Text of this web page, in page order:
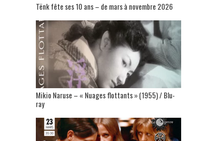
Tënk fête ses 10 ans – de mars à novembre 2026
Mikio Naruse – « Nuages flottants » (1955) / Blu-
ray